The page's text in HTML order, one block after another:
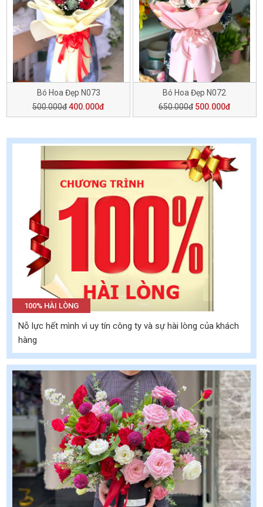
Bó Hoa Đẹp N073
500.000đ400.000đ
Bó Hoa Đẹp N072
650.000đ 500.000đ
100% HÀI LÒNG
Nỗ lực hết mình vì uy tín công ty và sự hài lòng của khách
hàng